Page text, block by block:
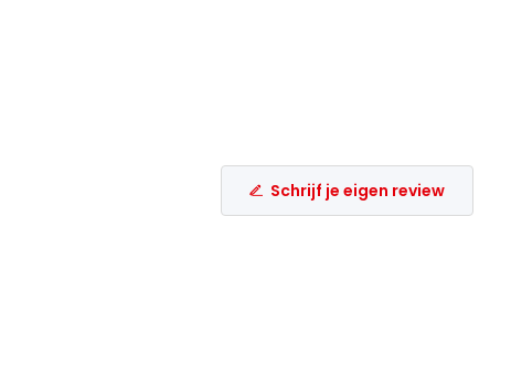
Schrijf je eigen review